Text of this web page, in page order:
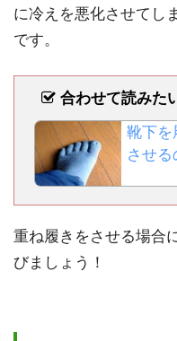
に冷えを悪化させてし
です。
合わせて読みた
靴下を
させる
重ね履きをさせる場合
びましょう！